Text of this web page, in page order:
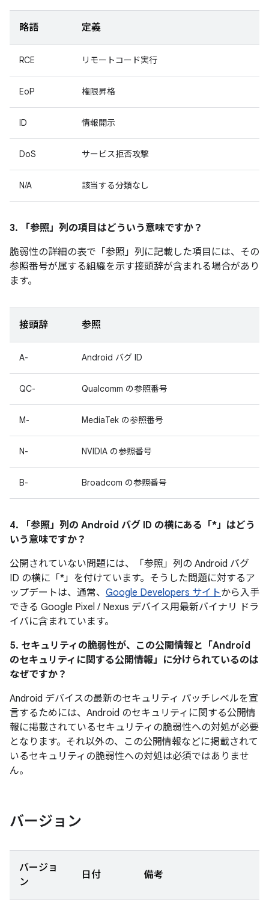
略語 定義
RCE リモートコード実行
EoP 権限昇格
ID 情報開示
DoS サービス拒否攻撃
N/A 該当する分類なし
3. 「参照」 列の項目はどういう意味ですか？
脆弱性の詳細の表で「参照」列に記載した項目には、その
参照番号が属する組織を示す接頭辞が含まれる場合があり
ます。
接頭辞 参照
A- Android バグ ID
QC- Qualcomm の参照番号
M- MediaTek の参照番号
N- NVIDIA の参照番号
B- Broadcom の参照番号
4. 「参照」 列の Android バグ ID の横にある「*」はどう
いう意味ですか？
公開されていない問題には、「参照」列の Android バグ
ID の横に「*」を付けています。そうした問題に対するア
ップデートは、通常、 Google Developers サイトから入手
できる Google Pixel / Nexus デバイス用最新バイナリ ドラ
イバに含まれています。
5. セキュリティの脆弱性が、この公開情報と「Android
のセキュリティに関する公開情報」に分けられているのは
なぜですか？
Android デバイスの最新のセキュリティ パッチレベルを宣
言するためには、Android のセキュリティに関する公開情
報に掲載されているセキュリティの脆弱性への対処が必要
となります。それ以外の、この公開情報などに掲載されて
いるセキュリティの脆弱性への対処は必須ではありませ
ん。
バージョン
バージョ
ン
日付 備考